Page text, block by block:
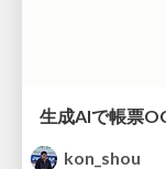
kon_shou